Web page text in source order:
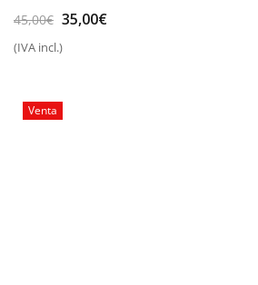
45,00€ El
original
35,00€El
(IVA incl.)
Venta